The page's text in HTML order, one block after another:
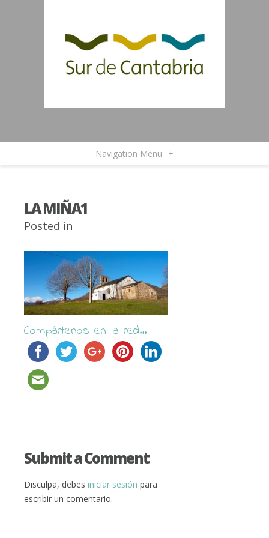
Navigation Menu +
LA MIÑA1
Posted in
Compártenos en la red...
Submit a Comment
Disculpa, debes iniciar sesión para
escribir un comentario.